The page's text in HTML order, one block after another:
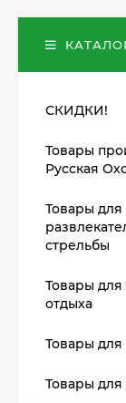
СКИДКИ!
Товары
Русская
Товары для
стрельбы
Товары для
отдыха
Товары для
Товары